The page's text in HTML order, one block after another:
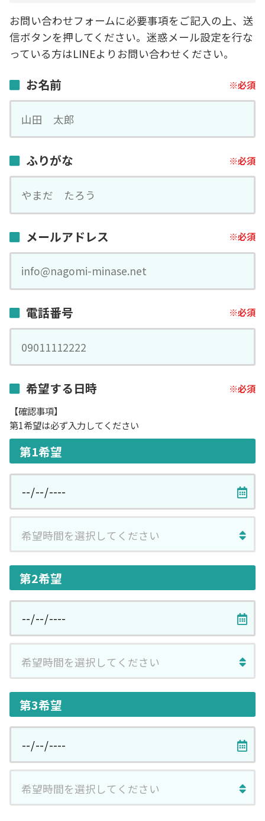
お問い合わせフォームに必要事項をご記入の上、送
信ボタンを押してください。迷惑メール設定を行な
っている方はLINEよりお問い合わせください。
お名前
ふりがな
メールアドレス
電話番号
希望する日時
【確認事項】
第1希望は必ず入力してください
第1希望
第2希望
第3希望